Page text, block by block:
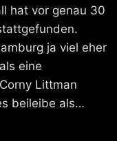
hat vor genau 30
ja viel eher
eine
Littman
beileibe als…